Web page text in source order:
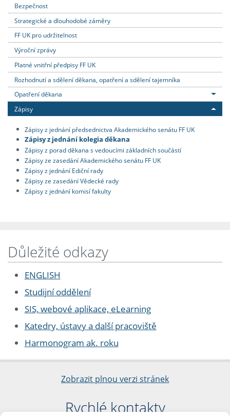
Bezpečnost
Strategické a dlouhodobé záměry
FF UK pro udržitelnost
Výroční zprávy
Platné vnitřní předpisy FF UK
Rozhodnutí a sdělení děkana, opatření a sdělení tajemníka
Opatření děkana
Zápisy
Zápisy z jednání předsednictva Akademického senátu FF UK
Zápisy z jednání kolegia děkana
Zápisy z porad děkana s vedoucími základních součástí
Zápisy ze zasedání Akademického senátu FF UK
Zápisy z jednání Ediční rady
Zápisy ze zasedání Vědecké rady
Zápisy z jednání komisí fakulty
Důležité odkazy
ENGLISH
Studijní oddělení
SIS, webové aplikace, eLearning
Katedry, ústavy a další pracoviště
Harmonogram ak. roku
Zobrazit plnou verzi stránek
Rychlé kontakty